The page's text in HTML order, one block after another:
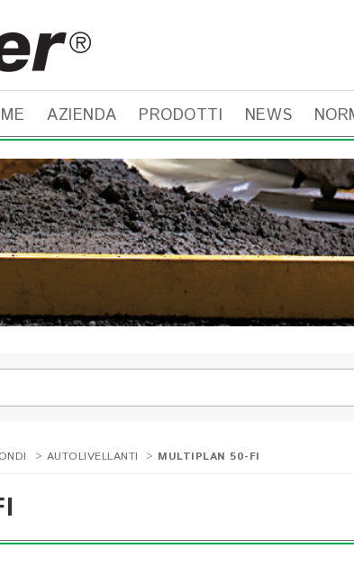
AZIENDA PRODOTTI NEWS
> AUTOLIVELLANTI > MULTIPLAN 50-FI